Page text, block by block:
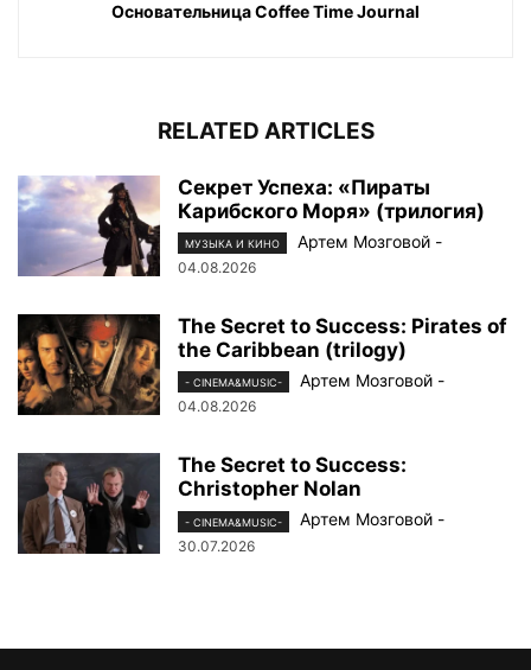
Основательница Сoffee Time Journal
RELATED ARTICLES
Секрет Успеха: «Пираты
Карибского Моря» (трилогия)
МУЗЫКА И КИНО Артем Мозговой -
04.08.2026
The Secret to Success: Pirates of
the Caribbean (trilogy)
- CINEMA&MUSIC- Артем Мозговой -
04.08.2026
The Secret to Success:
Christopher Nolan
- CINEMA&MUSIC- Артем Мозговой -
30.07.2026